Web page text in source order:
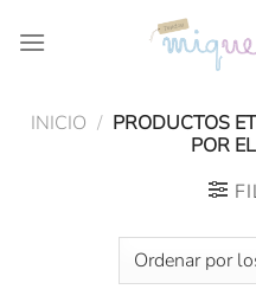
INICIO / PRODUCTOS
POR